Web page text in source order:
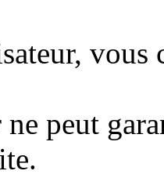
vous
ne peut